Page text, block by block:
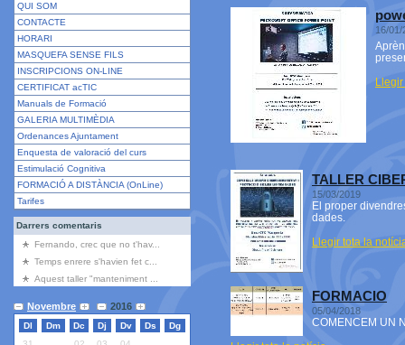
QUI SOM
CONTACTE
HORARI
MASQUEFA SENSE FILS
INSCRIPCIONS ON-LINE
CERTIFICAT acTIC
Manuals de Formació
GALERIA MULTIMÈDIA
Ordenances Ajuntament
Enquesta de valoració del curs
Estimulació Cognitiva
FORMACIÓ A DISTÀNCIA (OnLine)
Tarifes
Darrers comentaris
Fernando, crec que no t'hav...
Temps enrere s'havien fet c...
Aquest taller "manteniment ...
Novembre 2016
Dl Dm Dc Dj Dv Ds
Dg
16/01/
TALLER
15/03/2019
El proper
dades.
Llegir tota la
FORMACIO
05/04/2018
COMENCEM UN